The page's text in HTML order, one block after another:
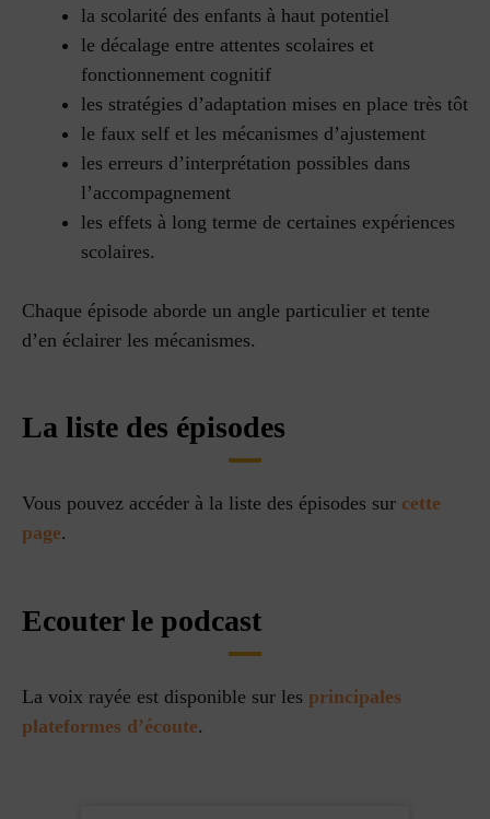
la scolarité des enfants à haut potentiel
le décalage entre attentes scolaires et
fonctionnement cognitif
les stratégies d’adaptation mises en place très tôt
le faux self et les mécanismes d’ajustement
les erreurs d’interprétation possibles dans
l’accompagnement
les effets à long terme de certaines expériences
scolaires.
Chaque épisode aborde un angle particulier et tente
d’en éclairer les mécanismes.
La liste des épisodes
Vous pouvez accéder à la liste des épisodes sur cette
page.
Ecouter le podcast
La voix rayée est disponible sur les principales
plateformes d’écoute.